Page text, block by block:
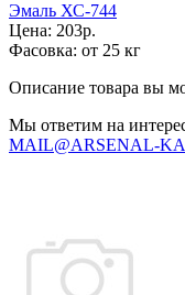
Эмаль ХС-744
Цена: 203р.
Фасовка: от 25 кг
Описание товара вы
Мы ответим на
MAIL@ARSENAL-